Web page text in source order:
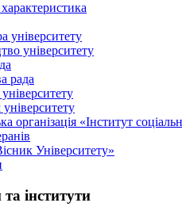
університету
університету
рада
організація «Інститут
Університету»
інститути